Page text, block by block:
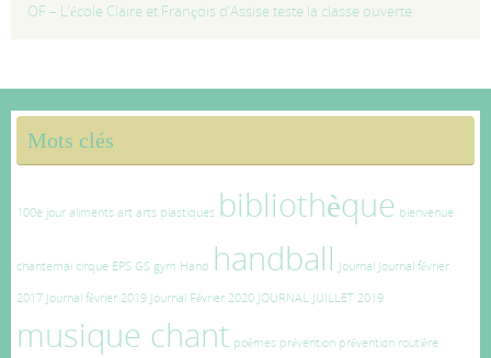
OF – L’école Claire et François d’Assise teste la classe ouverte
Mots clés
100e jour aliments art arts plastiques bibliothèque bienvenue
chantemai cirque EPS GS gym Hand handball Journal Journal février
2017 Journal février 2019 Journal Février 2020 JOURNAL JUILLET 2019
musique chant poèmes prévention prévention routière